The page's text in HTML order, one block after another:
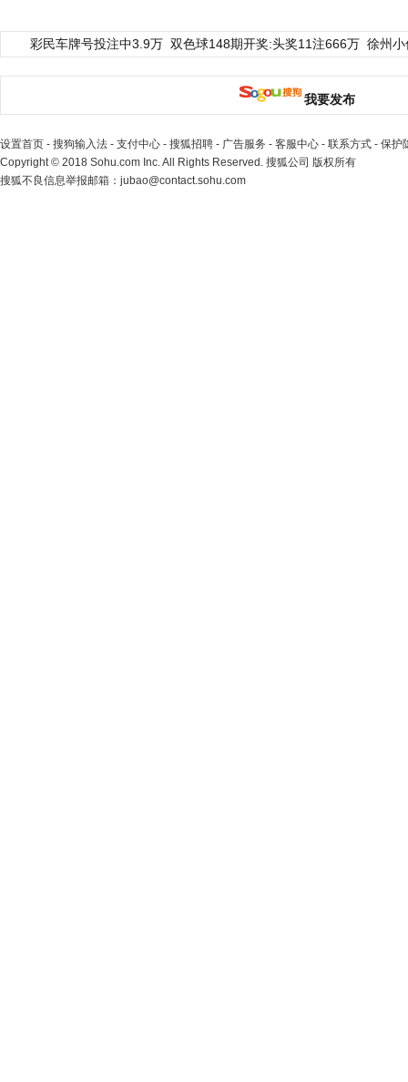
彩民车牌号投注中3.9万 双色球148期开奖:头奖11注666万 徐州
我要发布
设置首页 - 搜狗输入法 - 支付中心 - 搜狐招聘 - 广告服务 - 客服中心 - 联系方式 - 保护
Copyright© 2018 Sohu.com Inc. All Rights Reserved. 搜狐公司 版权所有
搜狐不良信息举报邮箱： jubao@contact.sohu.com